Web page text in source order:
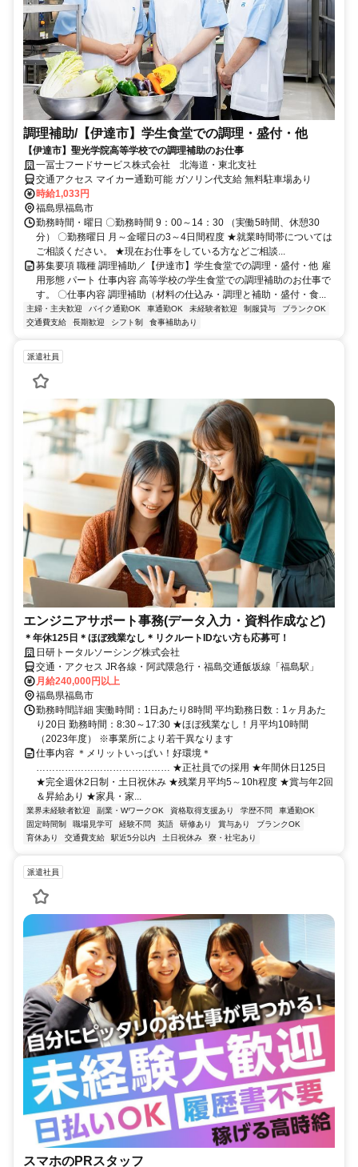
調理補助/【伊達市】学生食堂での調理・盛付・他
【伊達市】聖光学院高等学校での調理補助のお仕事
一冨士フードサービス株式会社 北海道・東北支社
交通アクセス マイカー通勤可能 ガソリン代支給 無料駐車場あり
時給1,033円
福島県福島市
勤務時間・曜日 〇勤務時間 9：00～14：30 （実働5時間、休憩30
分） 〇勤務曜日 月～金曜日の3～4日間程度 ★就業時間帯については
ご相談ください。 ★現在お仕事をしている方などご相談...
募集要項 職種 調理補助／【伊達市】学生食堂での調理・盛付・他 雇
用形態 パート 仕事内容 高等学校の学生食堂での調理補助のお仕事で
す。 〇仕事内容 調理補助（材料の仕込み・調理と補助・盛付・食...
主婦・主夫歓迎 バイク通勤OK 車通勤OK 未経験者歓迎 制服貸与
ブランクOK
交通費支給
長期歓迎 シフト制 食事補助あり
派遣社員
エンジニアサポート事務(データ入力・資料作成など)
＊年休125日＊ほぼ残業なし＊リクルートIDない方も応募可！
日研トータルソーシング株式会社
交通・アクセス JR各線・阿武隈急行・福島交通飯坂線「福島駅」
月給240,000円以上
福島県福島市
勤務時間詳細 実働時間：1日あたり8時間 平均勤務日数：1ヶ月あた
り20日 勤務時間：8:30～17:30 ★ほぼ残業なし！月平均10時間
（2023年度） ※事業所により若干異なります
仕事内容 ＊メリットいっぱい！好環境＊
…………………………………… ★正社員での採用 ★年間休日125日
★完全週休2日制・土日祝休み ★残業月平均5～10h程度 ★賞与年2回
＆昇給あり ★家具・家...
業界未経験者歓迎 副業・WワークOK 資格取得支援あり 学歴不問
車通勤OK
固定時間制
職場見学可 経験不問 英語 研修あり 賞与あり
ブランクOK
育休あり
交通費支給 駅近5分以内 土日祝休み 寮・社宅あり
派遣社員
スマホのPRスタッフ